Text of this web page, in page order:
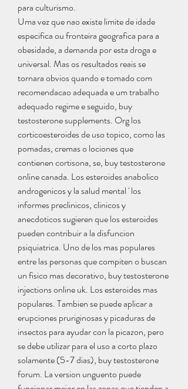
para culturismo.
Uma vez que nao existe limite de idade
especifica ou fronteira geografica para a
obesidade, a demanda por esta droga e
universal. Mas os resultados reais se
tornara obvios quando e tomado com
recomendacao adequada e um trabalho
adequado regime e seguido, buy
testosterone supplements. Org los
corticoesteroides de uso topico, como las
pomadas, cremas o lociones que
contienen cortisona, se, buy testosterone
online canada. Los esteroides anabolico
androgenicos y la salud mental ' los
informes preclinicos, clinicos y
anecdoticos sugieren que los esteroides
pueden contribuir a la disfuncion
psiquiatrica. Uno de los mas populares
entre las personas que compiten o buscan
un fisico mas decorativo, buy testosterone
injections online uk. Los esteroides mas
populares. Tambien se puede aplicar a
erupciones pruriginosas y picaduras de
insectos para ayudar con la picazon, pero
se debe utilizar para el uso a corto plazo
solamente (5-7 dias), buy testosterone
forum. La version unguento puede